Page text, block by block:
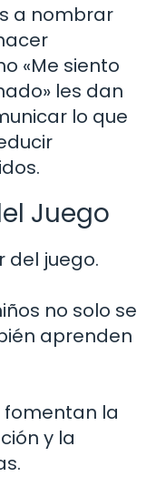
a nombrar
«Me siento
les dan
lo que
Juego
del juego.
no solo se
aprenden
fomentan la
y la